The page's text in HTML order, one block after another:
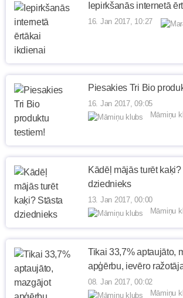
Iepirkšanās internetā
16. Jan 2017, 10:27
Piesakies Tri Bio
16. Jan 2017, 09:05
Māmiņu
Kādēļ mājās turēt kaķi?
dziednieks
13. Jan 2017, 00:00
Māmiņu
Tikai 33,7% aptaujāto,
apģērbu, ievēro
08. Jan 2017, 00:02
Māmiņu